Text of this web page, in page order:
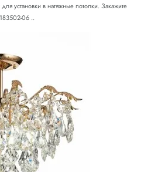
установки в натяжные потолки. Закажите
06 ..